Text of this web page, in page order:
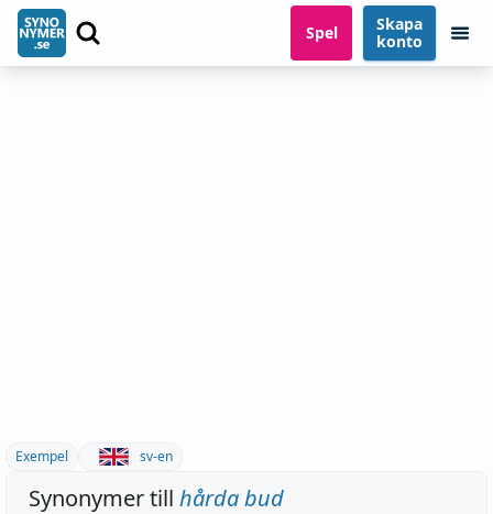
Spel
Skapa
konto
Exempel sv-en
Synonymer till hårda bud